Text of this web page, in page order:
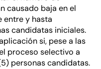
causado baja en el
entre y hasta
candidatas iniciales.
si, pese a las
proceso selectivo a
personas candidatas.